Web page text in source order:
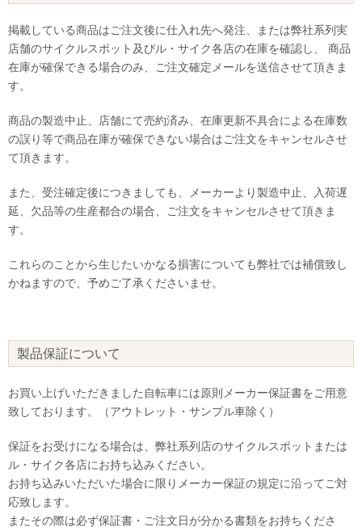
掲載している商品はご注文後に仕入れ先へ発注、または弊社系列実
店舗のサイクルスポット及びル・サイク各店の在庫を確認し、 商品
在庫が確保できる場合のみ、ご注文確定メールを送信させて頂きま
す。
商品の製造中止、店舗にて売約済み、在庫更新不具合による在庫数
の誤り等で商品在庫が確保できない場合はご注文をキャンセルさせ
て頂きます。
また、受注確定後につきましても、メーカーより製造中止、入荷遅
延、欠品等の生産都合の場合、ご注文をキャンセルさせて頂きま
す。
これらのことから生じたいかなる損害についても弊社では補償致し
かねますので、予めご了承くださいませ。
製品保証について
お買い上げいただきました自転車には原則メーカー保証書をご用意
致しております。（アウトレット・サンプル車除く）
保証をお受けになる場合は、弊社系列店のサイクルスポットまたは
ル・サイク各店にお持ち込みください。
お持ち込みいただいた場合に限りメーカー保証の規定に沿ってご対
応致します。
またその際は必ず保証書・ご注文日が分かる書類をお持ちくださ